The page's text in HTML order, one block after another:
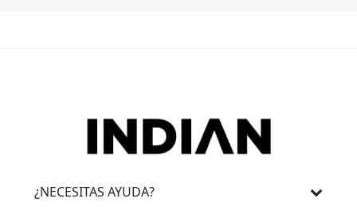
¿NECESITAS AYUDA?